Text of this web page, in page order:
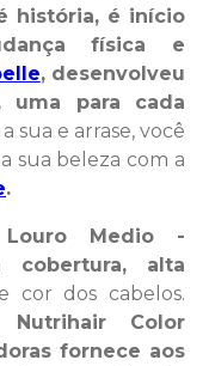
história, é início
física e
, desenvolveu
uma para cada
sua e arrase, você
sua beleza com a
.
Medio -
cobertura, alta
cor dos cabelos.
Color
fornece aos